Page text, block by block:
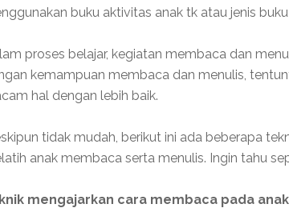
buku aktivitas anak tk atau jenis
proses belajar, kegiatan membaca dan
kemampuan membaca dan menulis,
hal dengan lebih baik.
tidak mudah, berikut ini ada beberapa
anak membaca serta menulis. Ingin tahu
mengajarkan cara membaca pada